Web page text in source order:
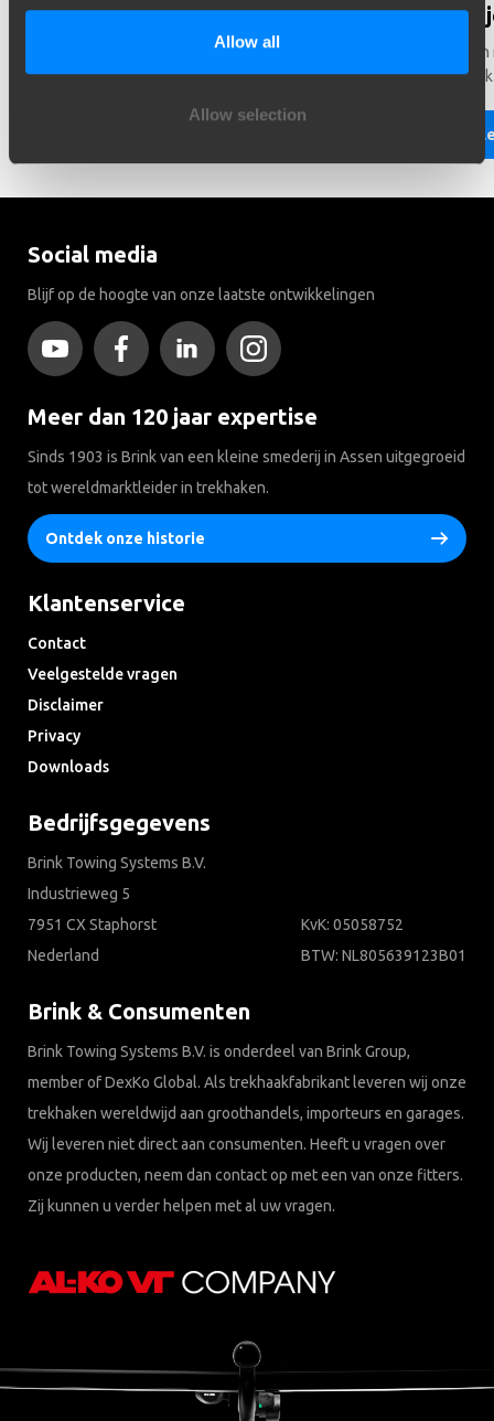
Allow all
Allow selection
Hulp nodig bij het kiezen?
Heeft u hulp nodig bij het kiezen van de juiste voertuig?
Neem contact met ons. Wij helpen u graag!
Wist
Er
Social media
Blijf op de hoogte van onze laatste ontwikkelingen
Meer dan 120 jaar expertise
Sinds 1903 is Brink van een kleine smederij in Assen uitgegroeid
tot wereldmarktleider in trekhaken.
Ontdek onze historie
Klantenservice
Contact
Veelgestelde vragen
Disclaimer
Privacy
Downloads
Bedrijfsgegevens
Brink Towing Systems B.V.
Industrieweg 5
7951 CX Staphorst
Nederland
KvK: 05058752
BTW: NL805639123B01
Brink & Consumenten
Brink Towing Systems B.V. is onderdeel van Brink Group,
member of DexKo Global. Als trekhaakfabrikant leveren wij onze
trekhaken wereldwijd aan groothandels, importeurs en garages.
Wij leveren niet direct aan consumenten. Heeft u vragen over
onze producten, neem dan contact op met een van onze fitters.
Zij kunnen u verder helpen met al uw vragen.